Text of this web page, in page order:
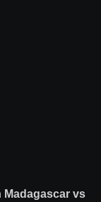
Madagascar vs